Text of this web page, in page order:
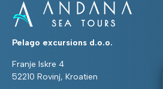
Pelago excursions d.o.o.
Franje Iskre 4
52210 Rovinj, Kroatien